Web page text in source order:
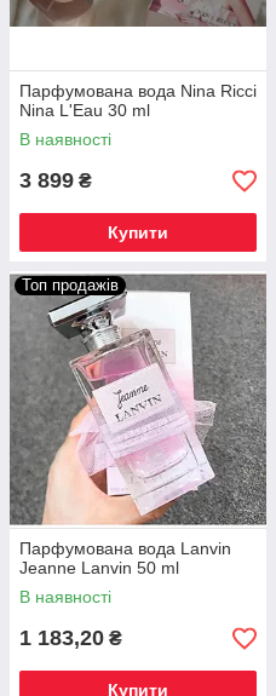
Парфумована вода Nina Ricci
Nina L'Eau 30 ml
В наявності
3 899 ₴
Купити
Топ продажів
Парфумована вода Lanvin
Jeanne Lanvin 50 ml
В наявності
1 183,20 ₴
Купити